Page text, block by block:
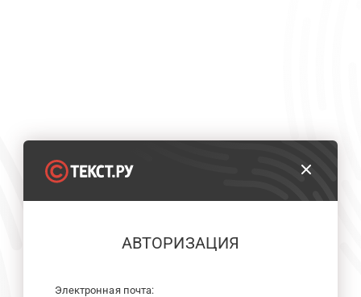
АВТОРИЗАЦИЯ
Электронная почта: